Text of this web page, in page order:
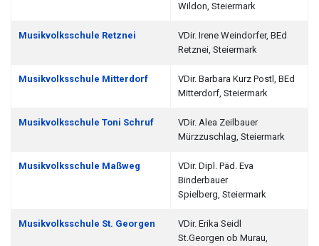
Wildon, Steiermark
Musikvolksschule Retznei
VDir. Irene Weindorfer, BEd
Retznei, Steiermark
Musikvolksschule Mitterdorf
VDir. Barbara Kurz Postl, BEd
Mitterdorf, Steiermark
Musikvolksschule Toni Schruf
VDir. Alea Zeilbauer
Mürzzuschlag, Steiermark
Musikvolksschule Maßweg
VDir. Dipl. Päd. Eva
Binderbauer
Spielberg, Steiermark
Musikvolksschule St. Georgen
VDir. Erika Seidl
St.Georgen ob Murau,